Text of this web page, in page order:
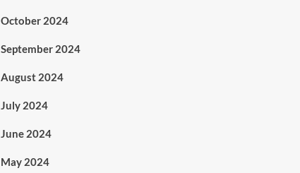
October 2024
September 2024
August 2024
July 2024
June 2024
May 2024